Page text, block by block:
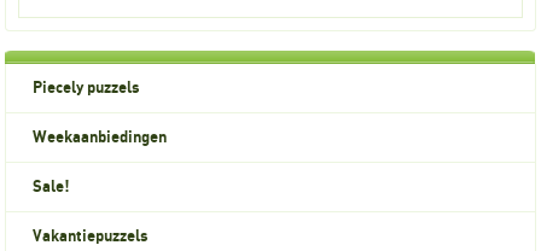
Piecely puzzels
Weekaanbiedingen
Sale!
Vakantiepuzzels